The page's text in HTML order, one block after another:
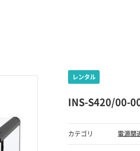
INS-S420/00-
カテゴリ 電源関